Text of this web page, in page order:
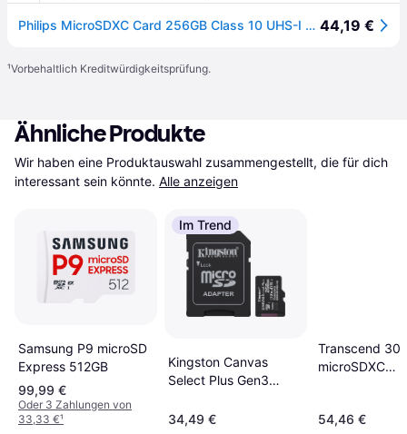
Philips MicroSDXC Card 256GB Class 10 UHS-I U3 incl. Adapter 44,19 €
¹Vorbehaltlich Kreditwürdigkeitsprüfung.
Ähnliche Produkte
Wir haben eine Produktauswahl zusammengestellt, die für dich
interessant sein könnte. Alle anzeigen
Samsung P9 microSD
Express 512GB
99,99 €
Oder 3 Zahlungen von
33,33 €¹
Im Trend
Kingston Canvas
Select Plus Gen3
34,49 €
Transcend
microSDXC
256GB
54,46 €